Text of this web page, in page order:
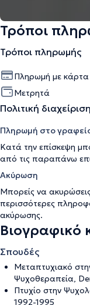
Τρόποι
Τρόποι πληρωμής
Πληρωμή με κάρτα
Μετρητά
Πολιτική
Πληρωμή στο
Κατά την επίσκεψη
από τις παραπάνω
Ακύρωση
Μπορείς να
περισσότερες
ακύρωσης.
Βιογραφικό
Σπουδές
Μεταπτυχιακό
Ψυχοθεραπεία,
Πτυχίο στην
1992-1995